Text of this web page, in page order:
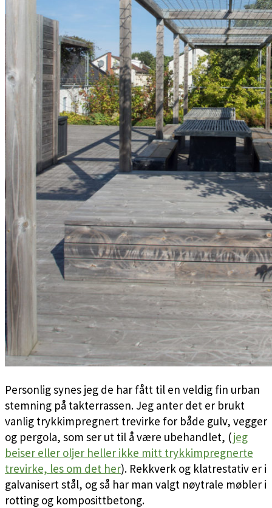
Personlig synes jeg de har fått til en veldig fin urban
stemning på takterrassen. Jeg anter det er brukt
vanlig trykkimpregnert trevirke for både gulv, vegger
og pergola, som ser ut til å være ubehandlet, (jeg
beiser eller oljer heller ikke mitt trykkimpregnerte
trevirke, les om det her). Rekkverk og klatrestativ er i
galvanisert stål, og så har man valgt nøytrale møbler i
rotting og komposittbetong.